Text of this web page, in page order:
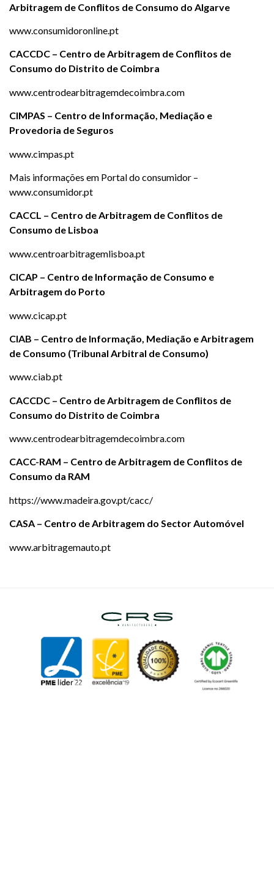
Arbitragem de Conflitos de Consumo do Algarve
www.consumidoronline.pt
CACCDC – Centro de Arbitragem de Conflitos de
Consumo do Distrito de Coimbra
www.centrodearbitragemdecoimbra.com
CIMPAS – Centro de Informação, Mediação e
Provedoria de Seguros
www.cimpas.pt
Mais informações em Portal do consumidor –
www.consumidor.pt
CACCL – Centro de Arbitragem de Conflitos de
Consumo de Lisboa
www.centroarbitragemlisboa.pt
CICAP – Centro de Informação de Consumo e
Arbitragem do Porto
www.cicap.pt
CIAB – Centro de Informação, Mediação e Arbitragem
de Consumo (Tribunal Arbitral de Consumo)
www.ciab.pt
CACCDC – Centro de Arbitragem de Conflitos de
Consumo do Distrito de Coimbra
www.centrodearbitragemdecoimbra.com
CACC-RAM – Centro de Arbitragem de Conflitos de
Consumo da RAM
https://www.madeira.gov.pt/cacc/
CASA – Centro de Arbitragem do Sector Automóvel
www.arbitragemauto.pt